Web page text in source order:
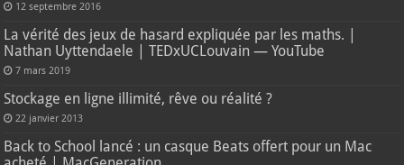
12 septembre 2016
La vérité des jeux de hasard expliquée par les maths. |
Nathan Uyttendaele | TEDxUCLouvain — YouTube
7 mars 2019
Stockage en ligne illimité, rêve ou réalité ?
22 janvier 2013
Back to School lancé : un casque Beats offert pour un Mac